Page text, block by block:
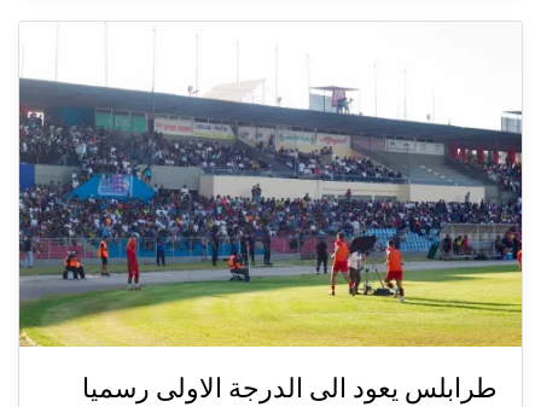
طرابلس يعود الى الدرجة الاولى رسميا